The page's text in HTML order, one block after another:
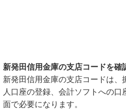
新発田信用金庫の支店コードを確
新発田信用金庫の支店コードは、
人口座の登録、会計ソフトへの
面で必要になります。